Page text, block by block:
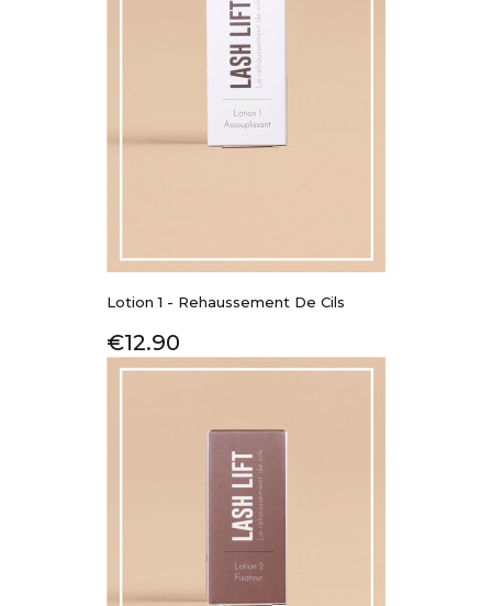
Lotion 1 - Rehaussement De Cils
Price
€12.90